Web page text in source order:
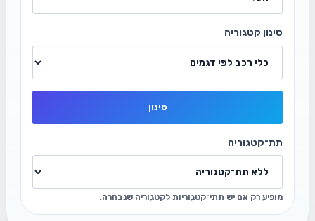
סינון קטגוריה
סינון
תת־קטגוריה
מופיע רק אם יש תתי־קטגוריות לקטגוריה שנבחרה.